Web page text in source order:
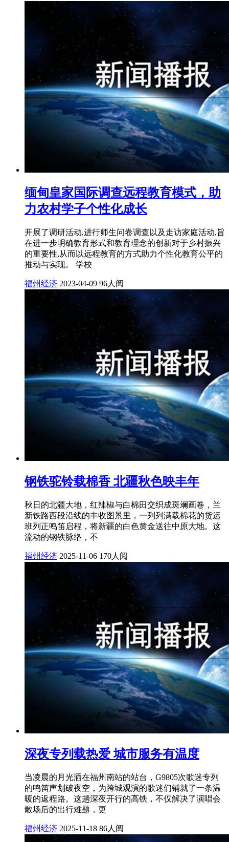
缅甸皇家国际调查远程教育模式，助
力农村学子个性化成长
开展了调研活动,进行师生问卷调查以及走访家庭活动,旨
在进一步明确教育形式和教育理念的创新对于乡村振兴
的重要性,从而以远程教育的方式助力个性化教育公平的
推动与实现。 学校
福州经济 2023-04-09 96人阅
钢铁驼铃载棉香 北疆秋色映丰年
秋日的北疆大地，红辣椒与白棉田交织成斑斓画卷，兰
新铁路西段沿线的丰收图景里，一列列满载棉花的货运
班列正鸣笛启程，将新疆的白色黄金送往中原大地。这
流动的钢铁脉络，不
福州经济 2025-11-06 170人阅
深夜专列载热爱 城市服务有温度
当凌晨的月光洒在福州南站的站台，G9805次歌迷专列
的鸣笛声划破夜空，为跨城观演的歌迷们铺就了一条温
暖的返程路。这趟深夜开行的高铁，不仅解决了演唱会
散场后的出行难题，更
福州经济 2025-11-18 86人阅